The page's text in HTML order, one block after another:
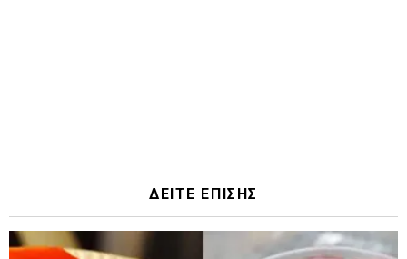
ΔΕΙΤΕ ΕΠΙΣΗΣ